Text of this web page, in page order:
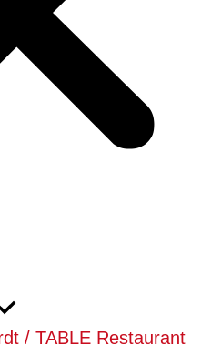
/ TABLE Restaurant